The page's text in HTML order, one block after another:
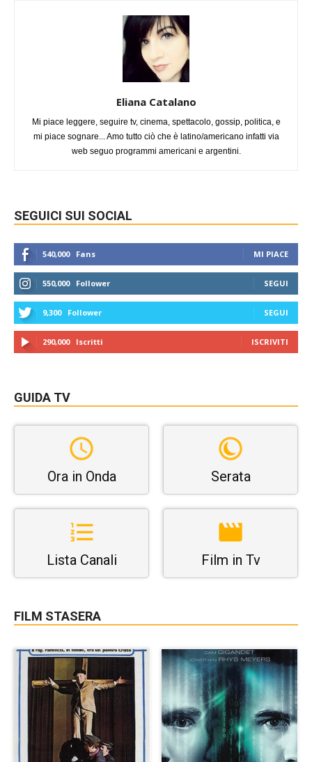
Eliana Catalano
Mi piace leggere, seguire tv, cinema, spettacolo, gossip, politica, e
mi piace sognare... Amo tutto ciò che è latino/americano infatti via
web seguo programmi americani e argentini.
SEGUICI SUI SOCIAL
540,000 Fans MI PIACE
550,000 Follower SEGUI
9,300 Follower SEGUI
290,000 Iscritti ISCRIVITI
GUIDA TV
Ora in Onda Serata
Lista Canali Film in Tv
FILM STASERA